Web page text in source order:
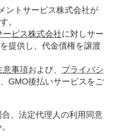
ントサービス株式会社が
。
ービス株式会社に対しサー
提供し、代金債権を譲渡
意事項および、 プライバシ
GMO後払いサービスをご
、法定代理人の利用同意